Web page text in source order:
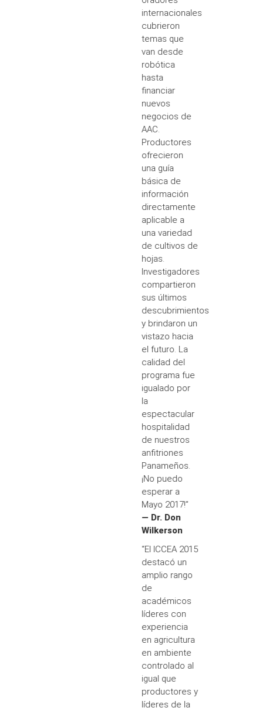
internacionales
cubrieron
temas que
van desde
robótica
hasta
financiar
nuevos
negocios de
AAC.
Productores
ofrecieron
una guía
básica de
información
directamente
aplicable a
una variedad
de cultivos de
hojas.
Investigadores
compartieron
sus últimos
descubrimientos
y brindaron un
vistazo hacia
el futuro. La
calidad del
programa fue
igualado por
la
espectacular
hospitalidad
de nuestros
anfitriones
Panameños.
¡No puedo
esperar a
Mayo 2017!”
— Dr. Don
Wilkerson
“El ICCEA 2015
destacó un
amplio rango
de
académicos
líderes con
experiencia
en agricultura
en ambiente
controlado al
igual que
productores y
líderes de la